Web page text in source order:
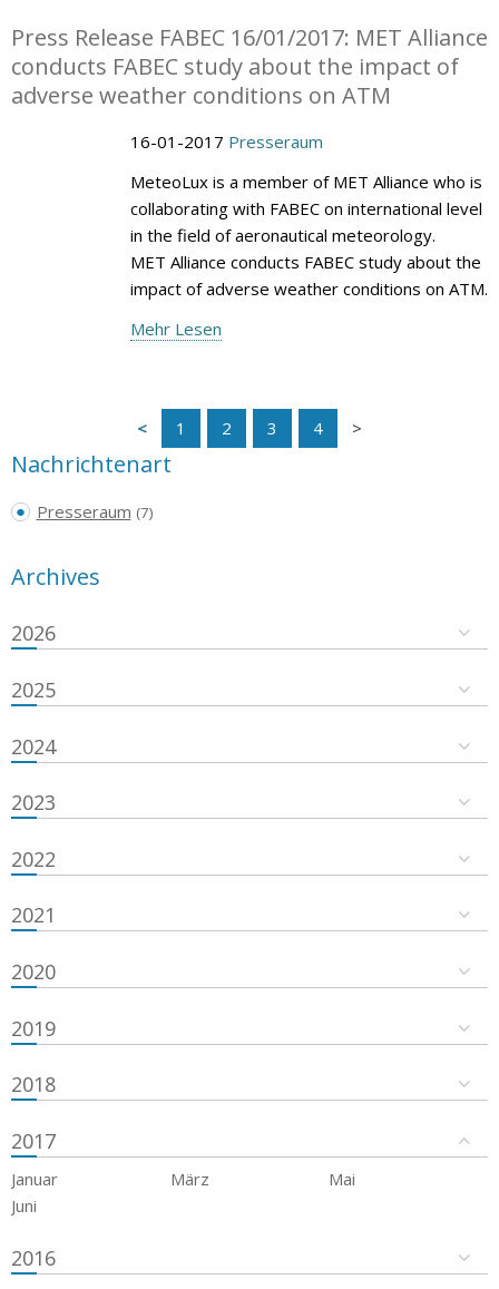
Press Release FABEC 16/01/2017: MET Alliance
conducts FABEC study about the impact of
adverse weather conditions on ATM
16-01-2017 Presseraum
MeteoLux is a member of MET Alliance who is
collaborating with FABEC on international level
in the field of aeronautical meteorology.
MET Alliance conducts FABEC study about the
impact of adverse weather conditions on ATM.
Mehr Lesen
1 2 3 4
Nachrichtenart
Presseraum (7)
Archives
2026
2025
2024
2023
2022
2021
2020
2019
2018
2017
Januar März
Mai
Juni
2016